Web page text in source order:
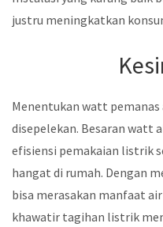
justru meningkatkan
Menentukan watt
disepelekan. Besaran watt
efisiensi pemakaian listrik
hangat di rumah. Dengan
bisa merasakan manfaat
khawatir tagihan listrik